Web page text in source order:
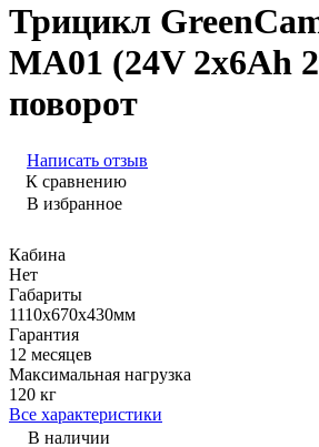
Трицикл
MA01 (24V 2x6Ah
поворот
Написать отзыв
К сравнению
В избранное
Кабина
Нет
Габариты
1110x670x430мм
Гарантия
12 месяцев
Максимальная нагрузка
120 кг
Все характеристики
В наличии